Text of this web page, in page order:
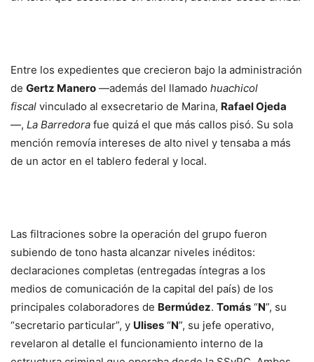
Entre los expedientes que crecieron bajo la administración
de Gertz Manero —además del llamado huachicol
fiscal vinculado al exsecretario de Marina, Rafael Ojeda
—, La Barredora fue quizá el que más callos pisó. Su sola
mención removía intereses de alto nivel y tensaba a más
de un actor en el tablero federal y local.
Las filtraciones sobre la operación del grupo fueron
subiendo de tono hasta alcanzar niveles inéditos:
declaraciones completas (entregadas íntegras a los
medios de comunicación de la capital del país) de los
principales colaboradores de Bermúdez. Tomás “N”, su
“secretario particular”, y Ulises “N”, su jefe operativo,
revelaron al detalle el funcionamiento interno de la